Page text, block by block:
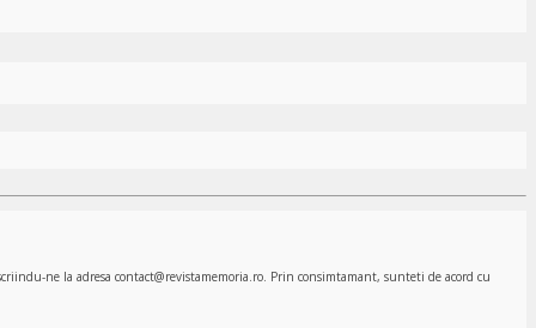
ne la adresa contact@revistamemoria.ro. Prin consimtamant, sunteti de acord cu